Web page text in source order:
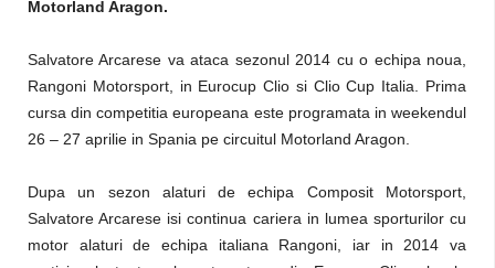
Motorland Aragon.
Salvatore Arcarese va ataca sezonul 2014 cu o echipa noua,
Rangoni Motorsport, in Eurocup Clio si Clio Cup Italia. Prima
cursa din competitia europeana este programata in weekendul
26 – 27 aprilie in Spania pe circuitul Motorland Aragon.
Dupa un sezon alaturi de echipa Composit Motorsport,
Salvatore Arcarese isi continua cariera in lumea sporturilor cu
motor alaturi de echipa italiana Rangoni, iar in 2014 va